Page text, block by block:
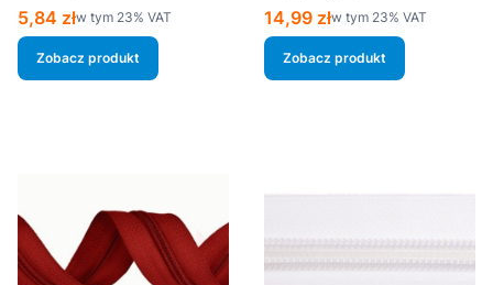
Cena brutto
5,84 złw tym %s VAT
w tym 23% VAT
Zobacz produkt
Cena brutto
14,99 złw tym %s VAT
w tym 23% VAT
Zobacz produkt